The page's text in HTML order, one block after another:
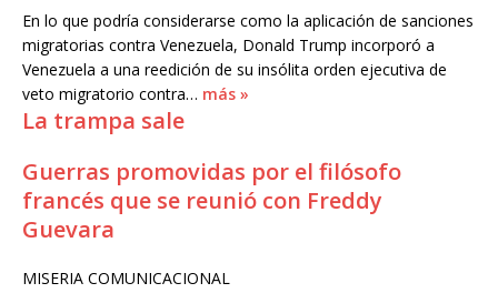
En lo que podría considerarse como la aplicación de sanciones
migratorias contra Venezuela, Donald Trump incorporó a
Venezuela a una reedición de su insólita orden ejecutiva de
veto migratorio contra… más »
La trampa sale
Guerras promovidas por el filósofo
francés que se reunió con Freddy
Guevara
MISERIA COMUNICACIONAL